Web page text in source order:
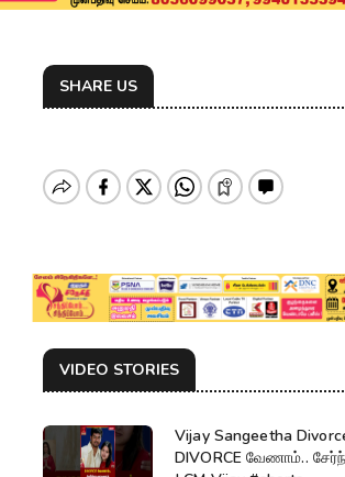
SHARE US
VIDEO STORIES
Vijay Sangeetha
DIVORCE வேணாம்..